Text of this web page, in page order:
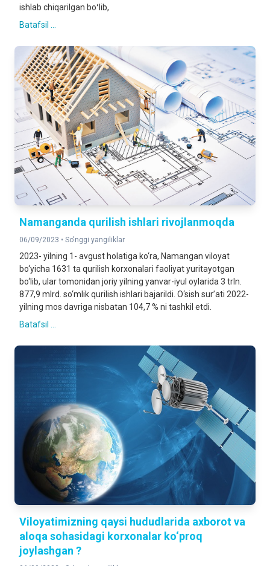
ishlab chiqarilgan boʻlib,
Batafsil ...
Namanganda qurilish ishlari rivojlanmoqda
06/09/2023 • So'nggi yangiliklar
2023- yilning 1- avgust holatiga ko‘ra, Namangan viloyat
bo‘yicha 1631 ta qurilish korxonalari faoliyat yuritayotgan
bo‘lib, ular tomonidan joriy yilning yanvar-iyul oylarida 3 trln.
877,9 mlrd. so‘mlik qurilish ishlari bajarildi. O‘sish sur’ati 2022-
yilning mos davriga nisbatan 104,7 % ni tashkil etdi.
Batafsil ...
Viloyatimizning qaysi hududlarida axborot va
aloqa sohasidagi korxonalar ko‘proq
joylashgan ?